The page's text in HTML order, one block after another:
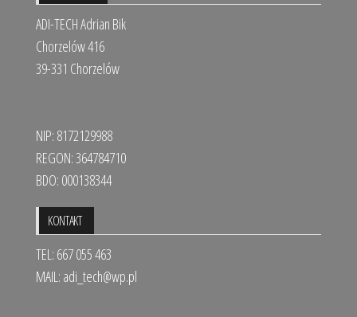
ADI-TECH Adrian Bik
Chorzelów 416
39-331 Chorzelów
NIP: 8172129988
REGON: 364784710
BDO: 000138344
KONTAKT
TEL: 667 055 463
MAIL: adi_tech@wp.pl